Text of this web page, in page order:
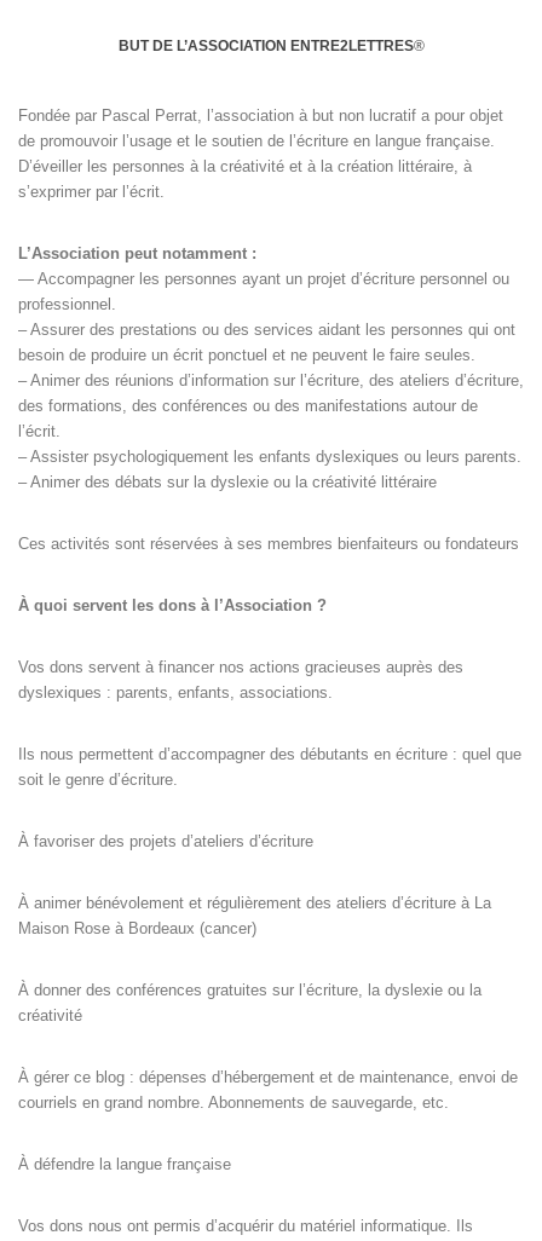
BUT DE L’ASSOCIATION ENTRE2LETTRES®
Fondée par Pascal Perrat, l’association à but non lucratif a pour objet
de promouvoir l’usage et le soutien de l’écriture en langue française.
D’éveiller les personnes à la créativité et à la création littéraire, à
s’exprimer par l’écrit.
L’Association peut notamment :
— Accompagner les personnes ayant un projet d’écriture personnel ou
professionnel.
– Assurer des prestations ou des services aidant les personnes qui ont
besoin de produire un écrit ponctuel et ne peuvent le faire seules.
– Animer des réunions d’information sur l’écriture, des ateliers d’écriture,
des formations, des conférences ou des manifestations autour de
l’écrit.
– Assister psychologiquement les enfants dyslexiques ou leurs parents.
– Animer des débats sur la dyslexie ou la créativité littéraire
Ces activités sont réservées à ses membres bienfaiteurs ou fondateurs
À quoi servent les dons à l’Association ?
Vos dons servent à financer nos actions gracieuses auprès des
dyslexiques : parents, enfants, associations.
Ils nous permettent d’accompagner des débutants en écriture : quel que
soit le genre d’écriture.
À favoriser des projets d’ateliers d’écriture
À animer bénévolement et régulièrement des ateliers d’écriture à La
Maison Rose à Bordeaux (cancer)
À donner des conférences gratuites sur l’écriture, la dyslexie ou la
créativité
À gérer ce blog : dépenses d’hébergement et de maintenance, envoi de
courriels en grand nombre. Abonnements de sauvegarde, etc.
À défendre la langue française
Vos dons nous ont permis d’acquérir du matériel informatique. Ils